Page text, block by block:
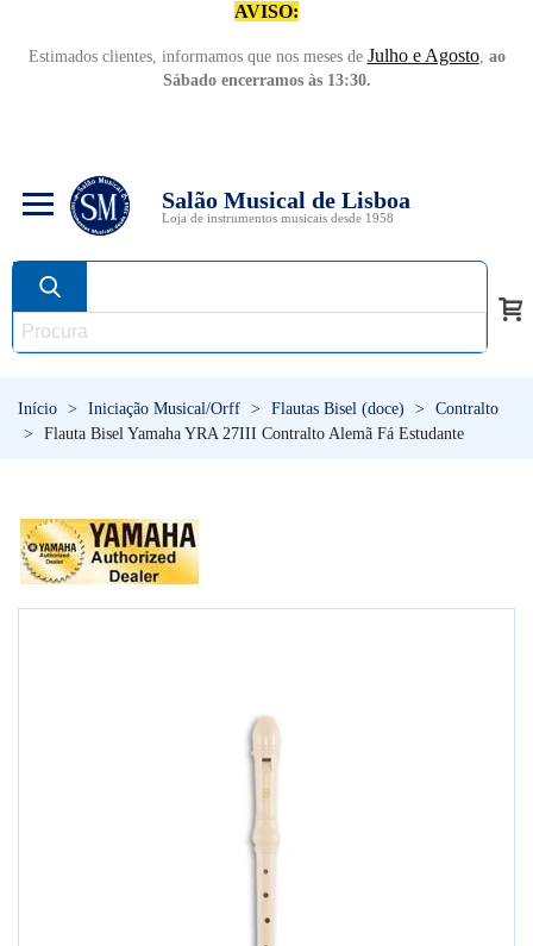
AVISO:
Estimados clientes, informamos que nos meses de Julho e Agosto, ao
Sábado encerramos às 13:30.
Salão Musical de Lisboa
Loja de instrumentos musicais desde 1958
Início > Iniciação Musical/Orff > Flautas Bisel (doce) >
Contralto
>
Flauta Bisel Yamaha YRA 27III Contralto Alemã Fá Estudante